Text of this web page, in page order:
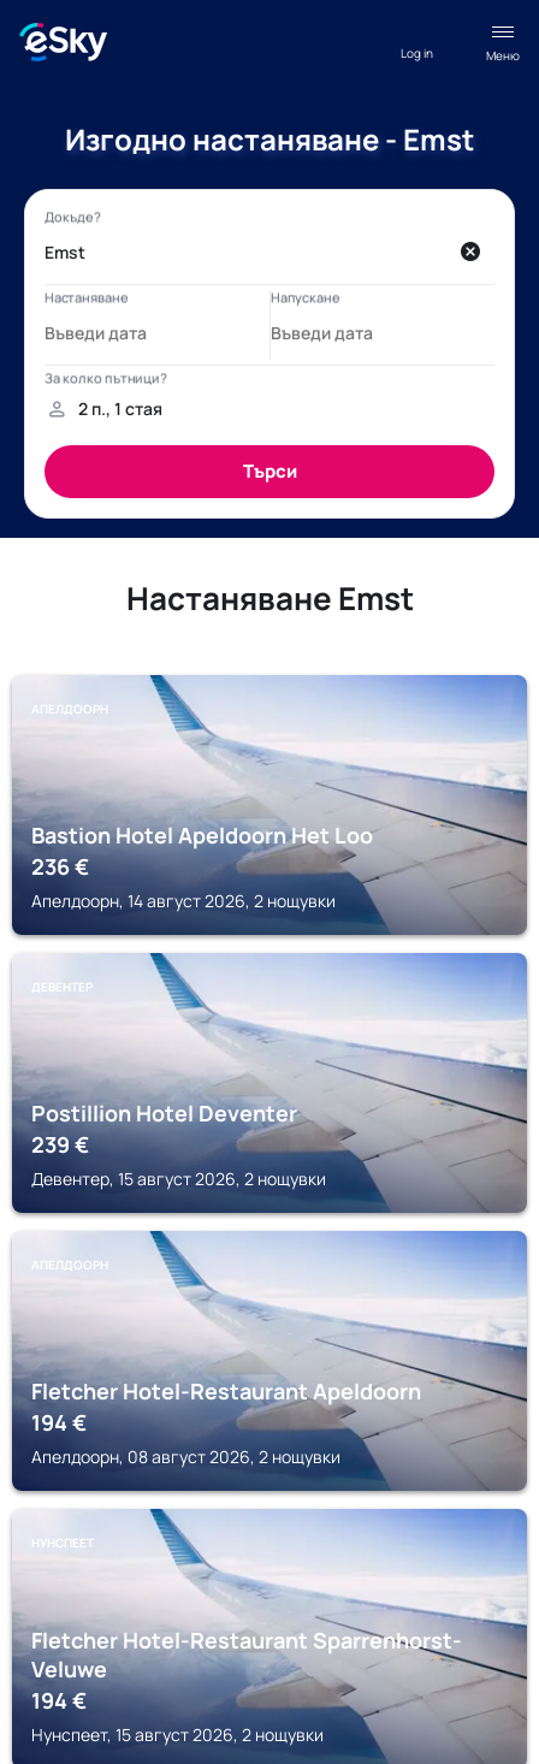
Меню
Log in
Изгодно настаняване - Emst
Настаняване Emst
АПЕЛДООРН
Bastion Hotel Apeldoorn Het Loo
236€
Апелдоорн, 14 август 2026, 2 нощувки
ДЕВЕНТЕР
Postillion Hotel Deventer
239€
Девентер, 15 август 2026, 2 нощувки
АПЕЛДООРН
Fletcher Hotel-Restaurant Apeldoorn
194€
Апелдоорн, 08 август 2026, 2 нощувки
НУНСПЕЕТ
Fletcher Hotel-Restaurant Sparrenhorst-
Veluwe
194€
Нунспеет, 15 август 2026, 2 нощувки